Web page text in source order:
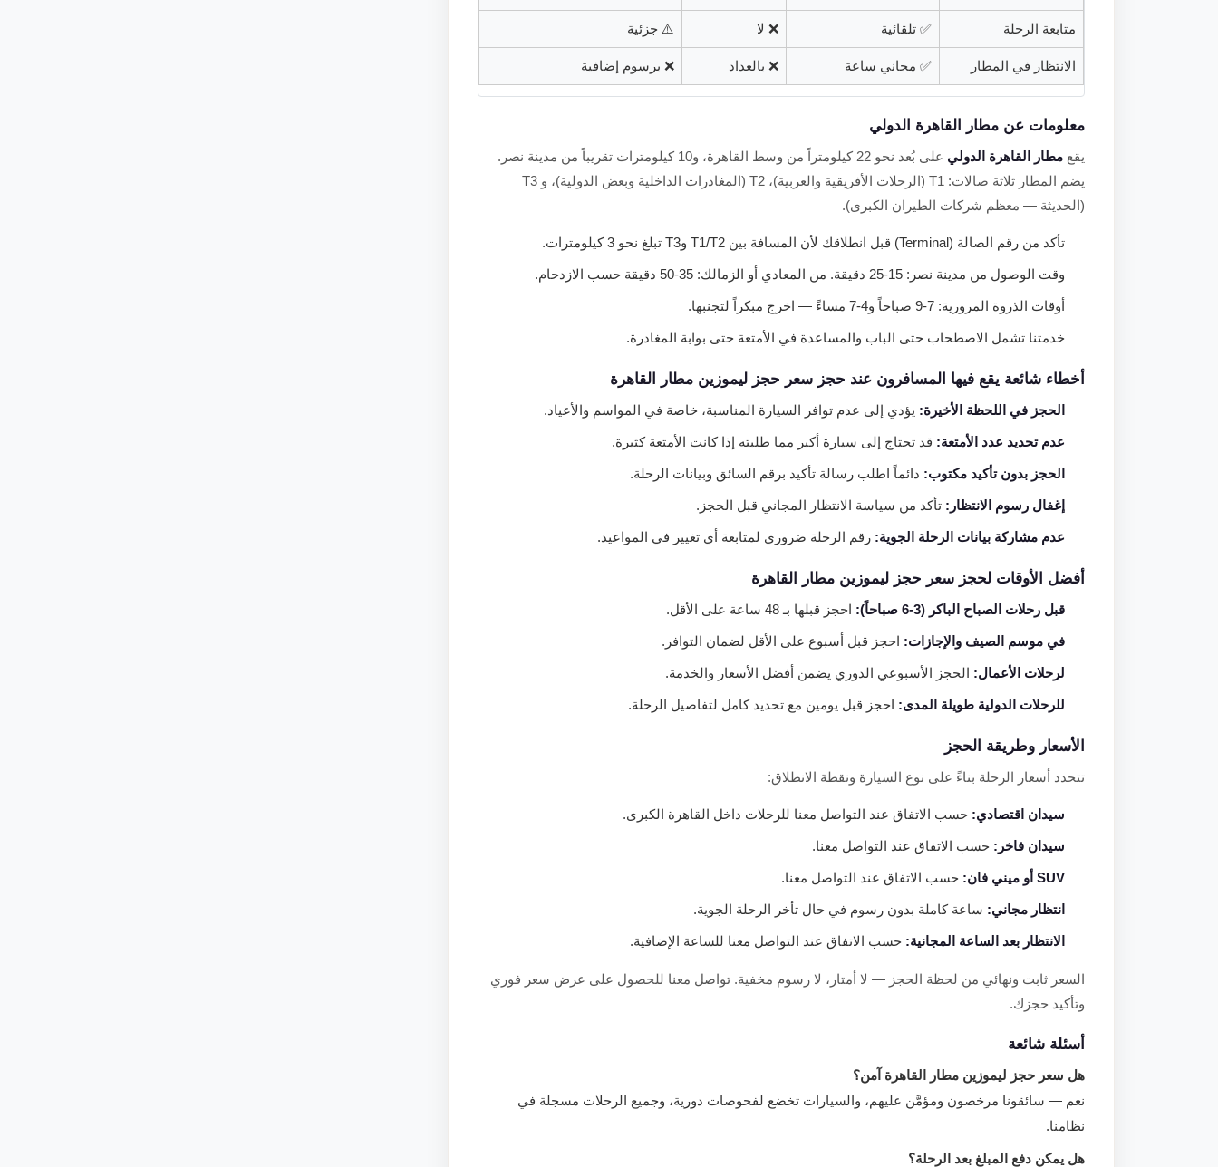
متابعة الرحلة ✅ تلقائية ❌ لا ⚠️ جزئية
الانتظار في المطار ✅ مجاني ساعة ❌ بالعداد ❌ برسوم إضافية
معلومات عن مطار القاهرة الدولي
يقع مطار القاهرة الدولي
على بُعد نحو 22 كيلومتراً من وسط القاهرة، و10 كيلومترات تقريباً من مدينة نصر.
يضم المطار ثلاثة صالات: T1 (الرحلات الأفريقية والعربية)، T2 (المغادرات الداخلية وبعض الدولية)، و T3
(الحديثة — معظم شركات الطيران الكبرى).
تأكد من رقم الصالة (Terminal) قبل انطلاقك لأن المسافة بين T1/T2 وT3 تبلغ نحو 3 كيلومترات.
وقت الوصول من مدينة نصر: 15-25 دقيقة. من المعادي أو الزمالك: 35-50 دقيقة حسب الازدحام.
أوقات الذروة المرورية: 7-9 صباحاً و4-7 مساءً — اخرج مبكراً لتجنبها.
خدمتنا تشمل الاصطحاب حتى الباب والمساعدة في الأمتعة حتى بوابة المغادرة.
أخطاء شائعة يقع فيها المسافرون عند حجز سعر حجز ليموزين مطار القاهرة
الحجز في اللحظة الأخيرة: يؤدي إلى عدم توافر السيارة المناسبة، خاصة في المواسم والأعياد.
عدم تحديد عدد الأمتعة: قد تحتاج إلى سيارة أكبر مما طلبته إذا كانت الأمتعة كثيرة.
الحجز بدون تأكيد مكتوب: دائماً اطلب رسالة تأكيد برقم السائق وبيانات الرحلة.
إغفال رسوم الانتظار: تأكد من سياسة الانتظار المجاني قبل الحجز.
عدم مشاركة بيانات الرحلة الجوية: رقم الرحلة ضروري لمتابعة أي تغيير في المواعيد.
أفضل الأوقات لحجز سعر حجز ليموزين مطار القاهرة
قبل رحلات الصباح الباكر (3-6 صباحاً): احجز قبلها بـ 48 ساعة على الأقل.
في موسم الصيف والإجازات: احجز قبل أسبوع على الأقل لضمان التوافر.
لرحلات الأعمال: الحجز الأسبوعي الدوري يضمن أفضل الأسعار والخدمة.
للرحلات الدولية طويلة المدى: احجز قبل يومين مع تحديد كامل لتفاصيل الرحلة.
الأسعار وطريقة الحجز
تتحدد أسعار الرحلة بناءً على نوع السيارة ونقطة الانطلاق:
سيدان اقتصادي: حسب الاتفاق عند التواصل معنا للرحلات داخل القاهرة الكبرى.
سيدان فاخر: حسب الاتفاق عند التواصل معنا.
SUV أو ميني فان: حسب الاتفاق عند التواصل معنا.
انتظار مجاني: ساعة كاملة بدون رسوم في حال تأخر الرحلة الجوية.
الانتظار بعد الساعة المجانية: حسب الاتفاق عند التواصل معنا للساعة الإضافية.
السعر ثابت ونهائي من لحظة الحجز — لا أمتار، لا رسوم مخفية. تواصل معنا للحصول على عرض سعر فوري
وتأكيد حجزك.
أسئلة شائعة
هل سعر حجز ليموزين مطار القاهرة آمن؟
نعم — سائقونا مرخصون ومؤمَّن عليهم، والسيارات تخضع لفحوصات دورية، وجميع الرحلات مسجلة في
نظامنا.
هل يمكن دفع المبلغ بعد الرحلة؟